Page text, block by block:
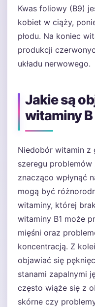
Kwas foliowy (B9)
kobiet w ciąży,
płodu. Na koniec
produkcji
układu nerwowego.
Jakie są
witaminy
Niedobór witamin z
szeregu
znacząco wpłynąć
mogą być
witaminy, której
witaminy B1 może
mięśni oraz
koncentracją. Z
objawiać się
stanami zapalnymi
często wiąże się z
skórne czy